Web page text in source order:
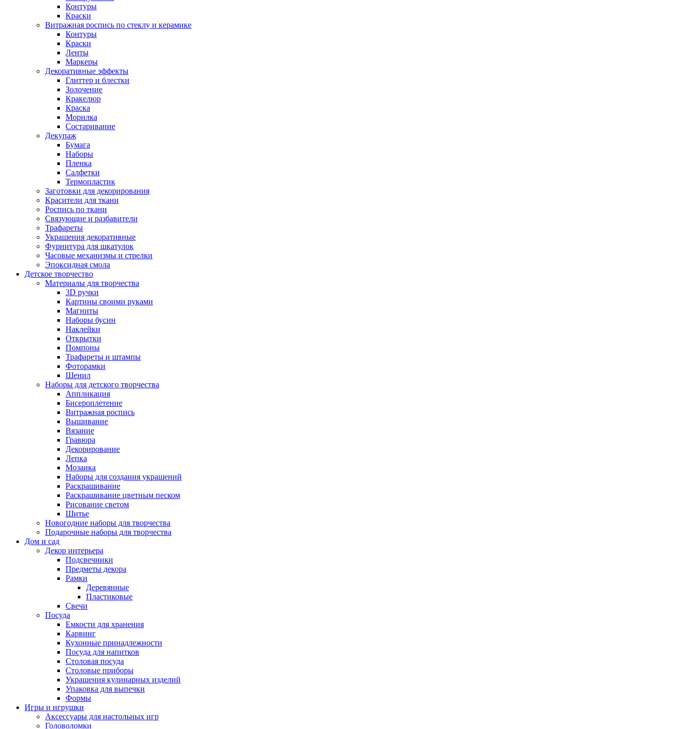
Контуры
Краски
Витражная роспись по стеклу и керамике
Контуры
Краски
Ленты
Маркеры
Декоративные эффекты
Глиттер и блестки
Золочение
Кракелюр
Краска
Морилка
Состаривание
Декупаж
Бумага
Наборы
Пленка
Салфетки
Термопластик
Заготовки для декорирования
Красители для ткани
Роспись по ткани
Связующие и разбавители
Трафареты
Украшения декоративные
Фурнитура для шкатулок
Часовые механизмы и стрелки
Эпоксидная смола
Детское творчество
Материалы для творчества
3D ручки
Картины своими руками
Магниты
Наборы бусин
Наклейки
Открытки
Помпоны
Трафареты и штампы
Фоторамки
Шенил
Наборы для детского творчества
Аппликация
Бисероплетение
Витражная роспись
Вышивание
Вязание
Гравюра
Декорирование
Лепка
Мозаика
Наборы для создания украшений
Раскрашивание
Раскрашивание цветным песком
Рисование светом
Шитье
Новогодние наборы для творчества
Подарочные наборы для творчества
Дом и сад
Декор интерьера
Подсвечники
Предметы декора
Рамки
Деревянные
Пластиковые
Свечи
Посуда
Емкости для хранения
Карвинг
Кухонные принадлежности
Посуда для напитков
Столовая посуда
Столовые приборы
Украшения кулинарных изделий
Упаковка для выпечки
Формы
Игры и игрушки
Аксессуары для настольных игр
Головоломки